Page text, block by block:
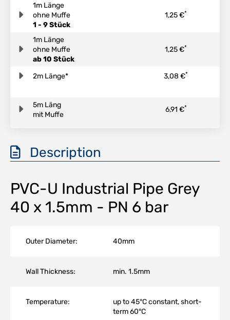
1m Länge
ohne Muffe
1 - 9 Stück
1,25 €*
1m Länge
ohne Muffe
ab 10 Stück
1,25 €*
2m Länge* 3,08 €*
5m Läng
mit Muffe
6,91 €*
Description
PVC-U Industrial Pipe Grey
40 x 1.5mm - PN 6 bar
Outer Diameter: 40mm
Wall Thickness: min. 1.5mm
Temperature:
up to 45°C constant, short-
term 60°C